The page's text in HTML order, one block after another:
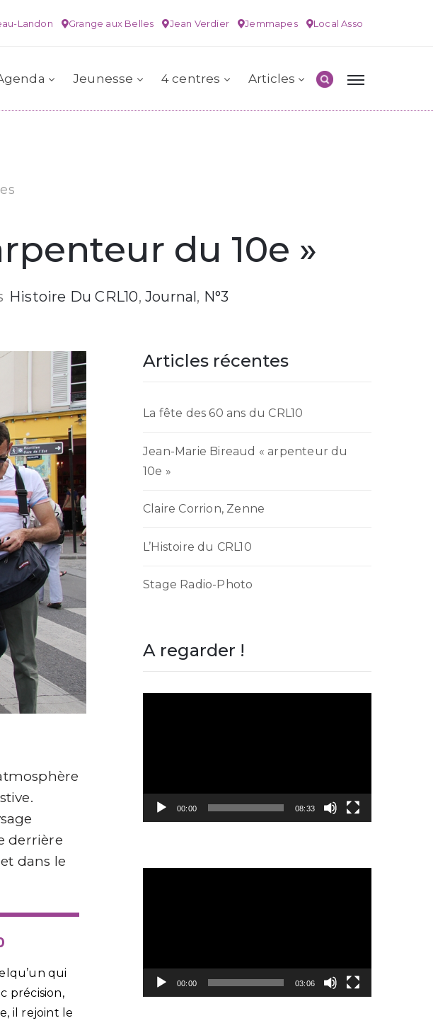
Landon Grange aux Belles Jean Verdier Jemmapes Local Asso
Jeunesse 4 centres Articles
du 10e »
Histoire Du CRL10‚ Journal‚ N°3
derrière
dans le
qui
précision,
il rejoint le
Articles récentes
La fête des 60 ans du CRL10
Jean-Marie Bireaud « arpenteur du
10e »
Claire Corrion, Zenne
L’Histoire du CRL10
Stage Radio-Photo
A regarder !
00:00 08:33
00:00 03:06